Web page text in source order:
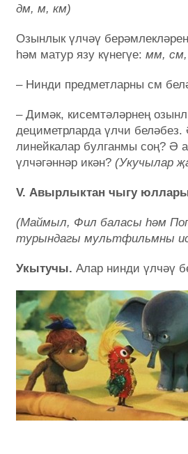
дм, м, км)
Озынлык үлчәү
һәм матур язу күнегүе: мм,
– Нинди предметларны см
– Димәк, кисемтәләрнең
дециметрларда үлчи
линейкалар булганмы соң? Ә
үлчәгәннәр икән? (Укучылар
V. Авырлыктан чыгу
(Маймыл, Фил баласы һәм
турындагы мультфильмны
Укытучы. Алар нинди үлчәү